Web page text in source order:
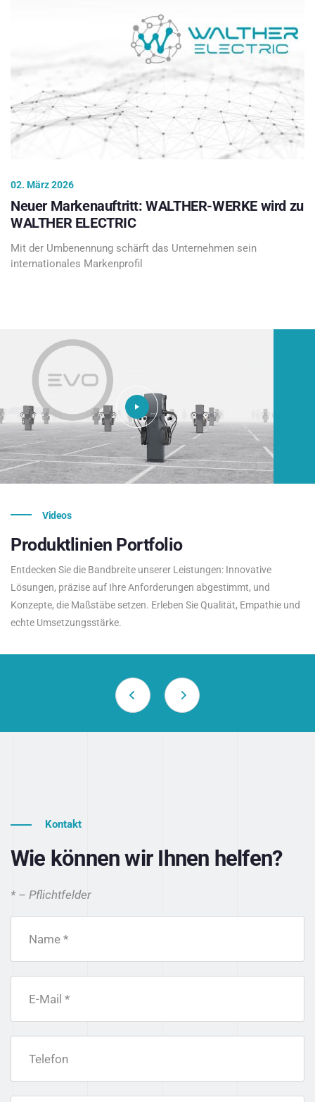
02. März 2026
Neuer Markenauftritt: WALTHER-WERKE wird zu
WALTHER ELECTRIC
Mit der Umbenennung schärft das Unternehmen sein
internationales Markenprofil
Videos
Produktlinien Portfolio
Entdecken Sie die Bandbreite unserer Leistungen: Innovative
Lösungen, präzise auf Ihre Anforderungen abgestimmt, und
Konzepte, die Maßstäbe setzen. Erleben Sie Qualität, Empathie und
echte Umsetzungsstärke.
Kontakt
Wie können wir Ihnen helfen?
* – Pflichtfelder
Name *
E-Mail *
Telefon